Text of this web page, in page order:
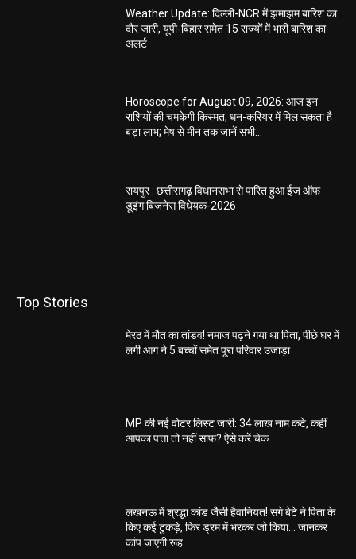
Weather Update: दिल्ली-NCR में झमाझम बारिश का
दौर जारी, यूपी-बिहार समेत 15 राज्यों में भारी बारिश का
अलर्ट
Horoscope for August 09, 2026: आज इन
राशियों की चमकेगी किस्मत, धन-करियर में मिल सकता है
बड़ा लाभ; मेष से मीन तक जानें सभी...
रायपुर : छत्तीसगढ़ विधानसभा से पारित हुआ ईज ऑफ
डूइंग बिजनेस विधेयक-2026
Top Stories
मेरठ में मौत का तांडव! नमाज पढ़ने गया था पिता, पीछे घर में
लगी आग ने 5 बच्चों समेत पूरा परिवार उजाड़ा
MP की नई वोटर लिस्ट जारी: 34 लाख नाम कटे, कहीं
आपका पत्ता तो नहीं साफ? ऐसे करें चेक
लखनऊ में श्रद्धा कांड जैसी हैवानियत! सगे बेटे ने पिता के
किए कई टुकड़े, फिर ड्रम में भरकर जो किया… जानकर
कांप जाएगी रूह